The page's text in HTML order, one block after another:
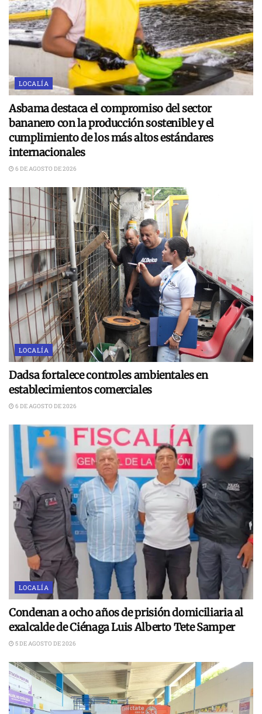
LOCALÍA
Asbama destaca el compromiso del sector
bananero con la producción sostenible y el
cumplimiento de los más altos estándares
internacionales
6 DE AGOSTO DE 2026
LOCALÍA
Dadsa fortalece controles ambientales en
establecimientos comerciales
6 DE AGOSTO DE 2026
LOCALÍA
Condenan a ocho años de prisión domiciliaria al
exalcalde de Ciénaga Luis Alberto Tete Samper
5 DE AGOSTO DE 2026